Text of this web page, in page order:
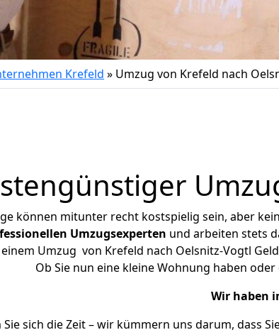
Krefeld » Umzug von Krefeld nach
können mitunter recht kostspielig sein, aber
Umzugsexperten und arbeiten stets
Umzug von Krefeld nach Oelsnitz-Vogtl
Ob Sie nun eine kleine Wohnung haben
Wir haben
Sie sich die Zeit – wir kümmern uns darum, dass